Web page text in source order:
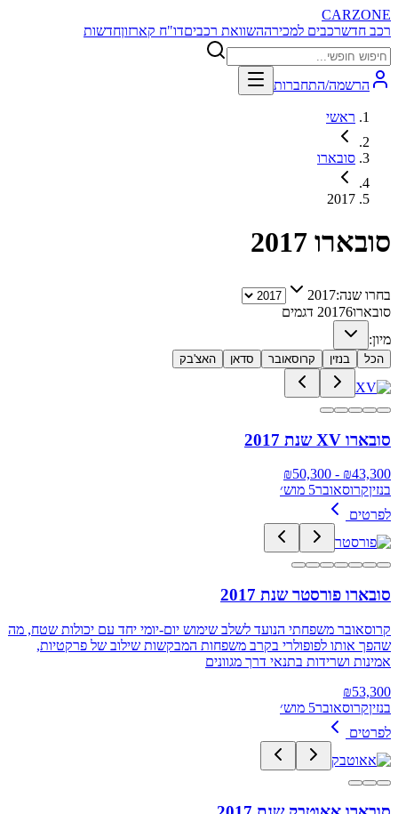
CARZONE
רכב חדשרכבים למכירההשוואת רכביםדו"ח קארזוןחדשות
הרשמה/התחברות
ראשי
סובארו
2017
סובארו 2017
בחרו שנה:2017
סובארו 20176
דגמים
מיון:
הכל בנזין קרוסאובר סדאן האצ'בק
סובארו XV שנת 2017
₪43,300
- ₪
50,300
בנזיןקרוסאובר5 מוש׳
לפרטים
סובארו פורסטר שנת 2017
קרוסאובר משפחתי הנועד לשלב שימוש יום-יומי יחד עם יכולות שטח, מה
שהפך אותו לפופולרי בקרב משפחות המבקשות שילוב של פרקטיות,
אמינות ושרידות בתנאי דרך מגוונים
₪53,300
בנזיןקרוסאובר5 מוש׳
לפרטים